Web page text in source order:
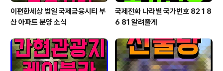
이편한세상 범일 국제금융시티 부
산 아파트 분양 소식
국제전화 나라별 국가번호 82 1 8
6 81 알려줄게